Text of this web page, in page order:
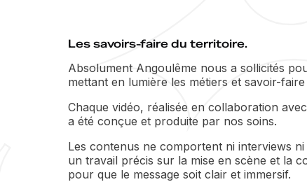
Les savoirs-faire du territoire.
Absolument Angoulême nous a sollicités
mettant en lumière les métiers et savoir-
Chaque vidéo, réalisée en collaboration
a été conçue et produite par nos soins.
Les contenus ne comportent ni interviews
un travail précis sur la mise en scène et la
pour que le message soit clair et immersif.